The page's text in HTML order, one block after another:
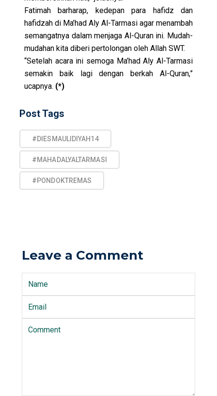
Fatimah barharap, kedepan para hafidz dan
hafidzah di Ma’had Aly Al-Tarmasi agar menambah
semangatnya dalam menjaga Al-Quran ini. Mudah-
mudahan kita diberi pertolongan oleh Allah SWT.
“Setelah acara ini semoga Ma’had Aly Al-Tarmasi
semakin baik lagi dengan berkah Al-Quran,”
ucapnya. (*)
Post Tags
#DIESMAULIDIYAH14
#MAHADALYALTARMASI
#PONDOKTREMAS
Leave a Comment